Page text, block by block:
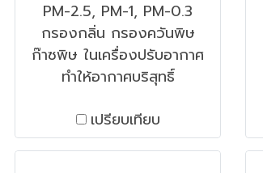
PM-2.5, PM-1, PM-0.3
กรองกลิ่น กรองควันพิษ
ก๊าซพิษ ในเครื่องปรับอากาศ
ทำให้อากาศบริสุทธิ์
เปรียบเทียบ